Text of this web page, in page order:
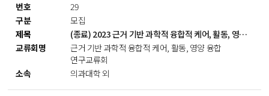
29
모집
(종료) 2023 근거 기반 과학적 융합적 케어, 활동, 영양 융합 연구교류회
근거 기반 과학적 융합적 케어, 활동, 영양 융합
연구교류회
의과대학 외